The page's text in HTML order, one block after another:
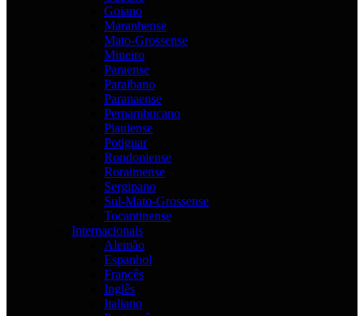
Goiano
Maranhense
Mato-Grossense
Mineiro
Paraense
Paraibano
Paranaense
Pernambucano
Piauiense
Potiguar
Rondoniense
Roraimense
Sergipano
Sul-Mato-Grossense
Tocantinense
Internacionais
Alemão
Espanhol
Francês
Inglês
Italiano